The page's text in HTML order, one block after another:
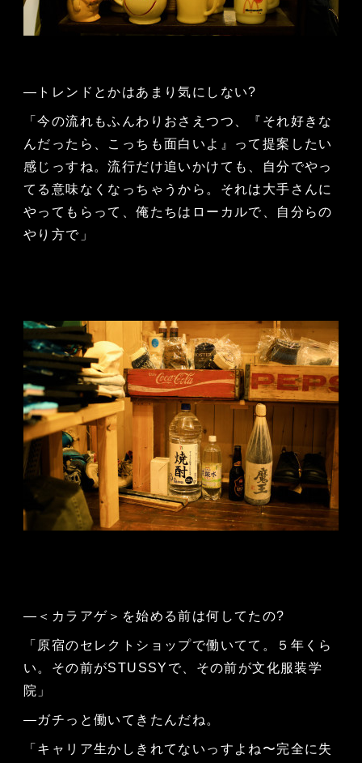
—トレンドとかはあまり気にしない?
「今の流れもふんわりおさえつつ、『それ好きな
んだったら、こっちも面白いよ』って提案したい
感じっすね。流行だけ追いかけても、自分でやっ
てる意味なくなっちゃうから。それは大手さんに
やってもらって、俺たちはローカルで、自分らの
やり方で」
—＜カラアゲ＞を始める前は何してたの?
「原宿のセレクトショップで働いてて。５年くら
い。その前がSTUSSYで、その前が文化服装学
院」
—ガチっと働いてきたんだね。
「キャリア生かしきれてないっすよね〜完全に失